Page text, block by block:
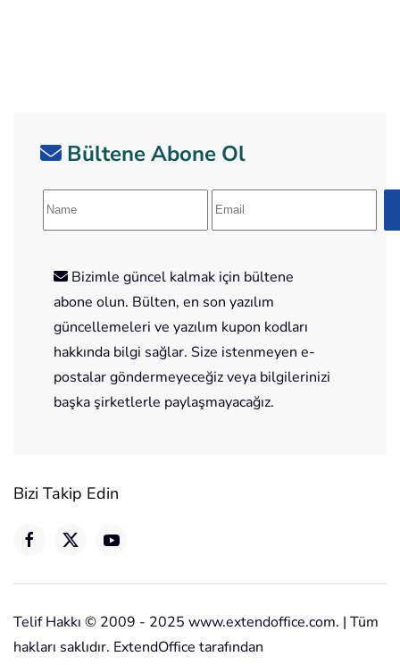
Bültene Abone Ol
Bizimle güncel kalmak için bültene
abone olun. Bülten, en son yazılım
güncellemeleri ve yazılım kupon kodları
hakkında bilgi sağlar. Size istenmeyen e-
postalar göndermeyeceğiz veya bilgilerinizi
başka şirketlerle paylaşmayacağız.
Bizi Takip Edin
Telif Hakkı © 2009 - 2025 www.extendoffice.com. | Tüm
hakları saklıdır. ExtendOffice tarafından